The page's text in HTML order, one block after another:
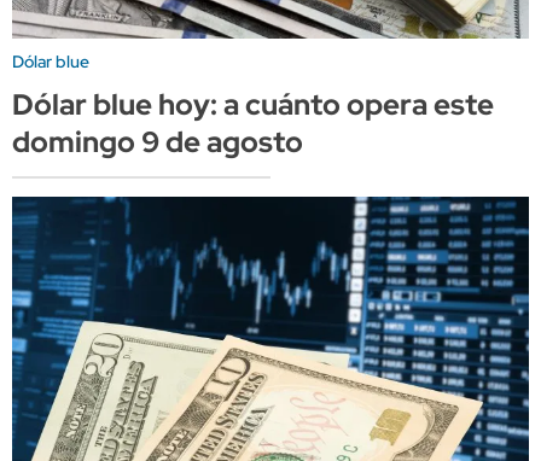
Dólar blue
Dólar blue hoy: a cuánto opera este
domingo 9 de agosto